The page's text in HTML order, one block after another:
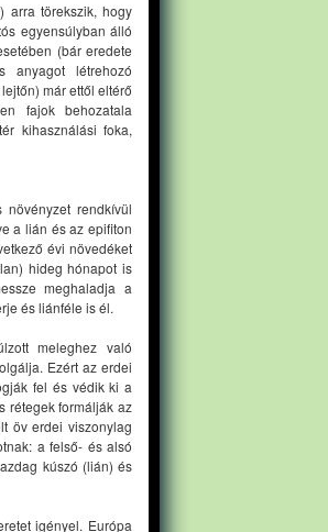
arra törekszik, hogy
egyensúlyban álló
(bár eredete
anyagot létrehozó
már ettől eltérő
fajok behozatala
kihasználási foka,
rendkívül
a lián és az epifiton
évi növedéket
hideg hónapot is
meghaladja a
és liánféle is él.
meleghez való
Ezért az erdei
fel és védik ki a
rétegek formálják az
öv erdei viszonylag
a felső- és alsó
kúszó (lián) és
igényel. Európa